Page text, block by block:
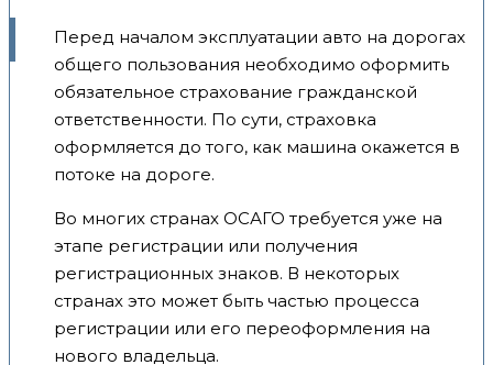
Перед началом эксплуатации авто на дорогах
общего пользования необходимо оформить
обязательное страхование гражданской
ответственности. По сути, страховка
оформляется до того, как машина окажется в
потоке на дороге.
Во многих странах ОСАГО требуется уже на
этапе регистрации или получения
регистрационных знаков. В некоторых
странах это может быть частью процесса
регистрации или его переоформления на
нового владельца.